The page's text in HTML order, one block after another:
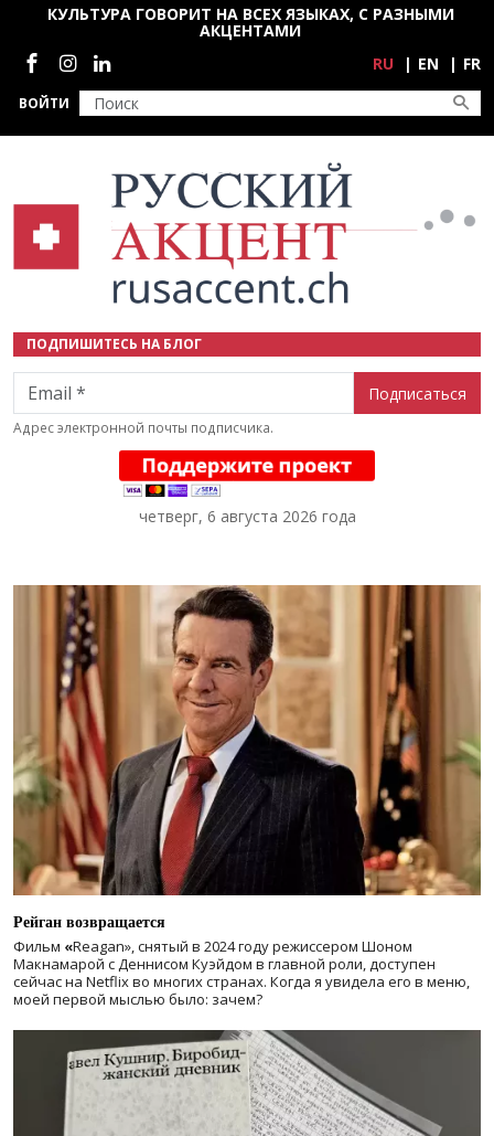
Перейти к основному содержанию
ВОЙТИ
КУЛЬТУРА ГОВОРИТ НА ВСЕХ ЯЗЫКАХ, С РАЗНЫМИ
АКЦЕНТАМИ
Социальные сети
RU EN FR
ПОДПИШИТЕСЬ НА БЛОГ
Email
Адрес электронной почты подписчика.
четверг, 6 августа 2026 года
Рейган возвращается
Фильм «Reagan», снятый в 2024 годурежиссером Шоном
Макнамарой с Деннисом Куэйдом в главной роли, доступен
сейчас на Netflix во многих странах. Когда я увидела его в меню,
моей первой мыслью было: зачем?